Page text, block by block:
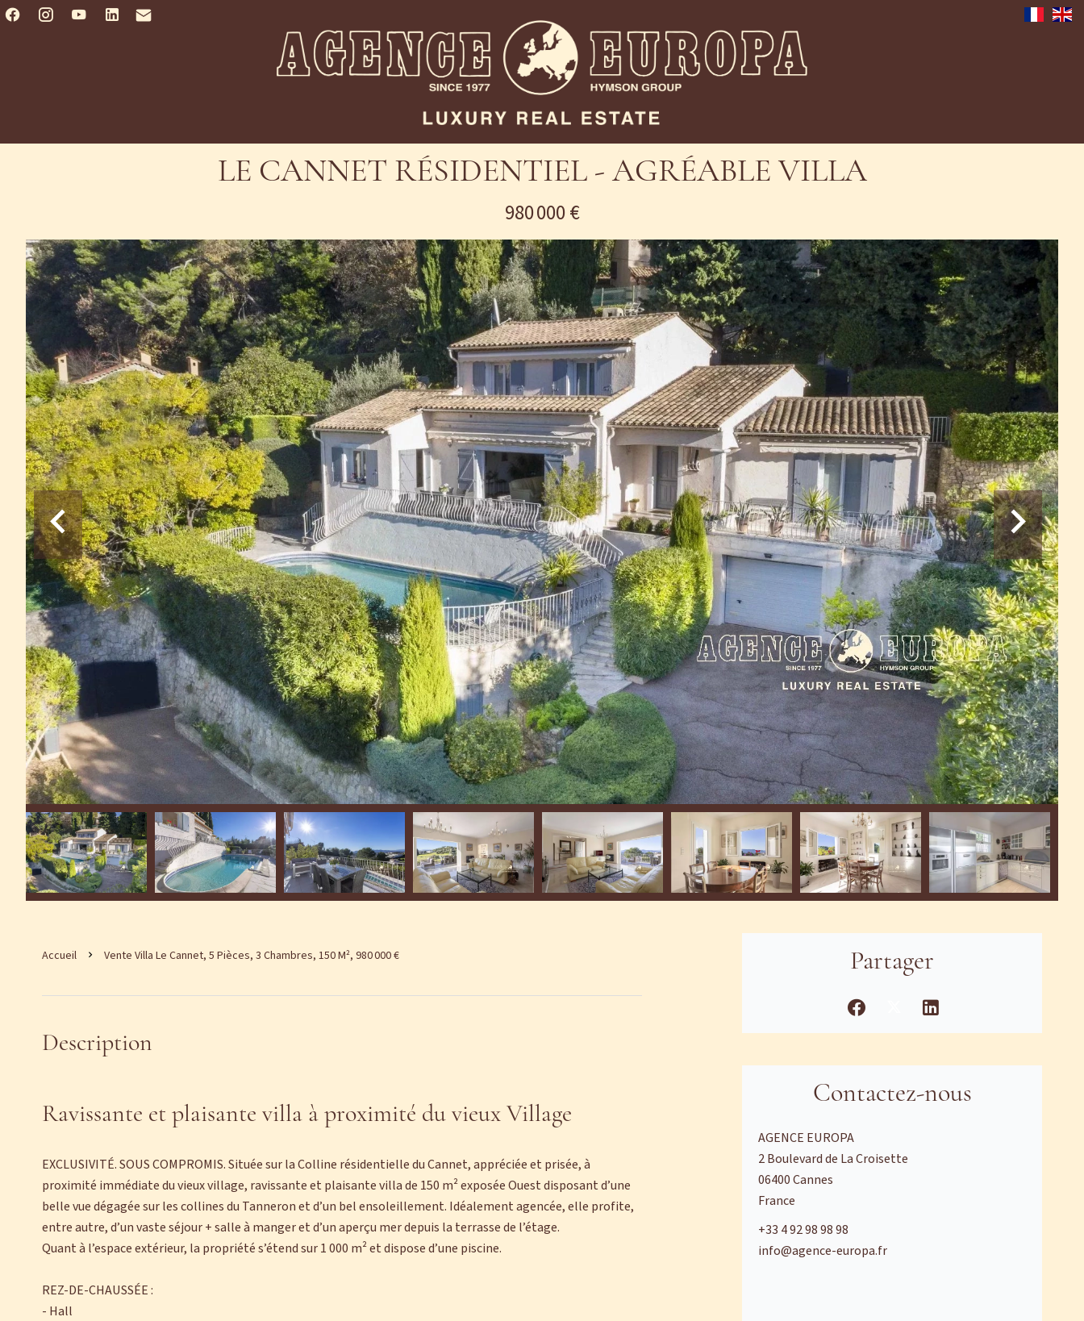
LE CANNET RÉSIDENTIEL - AGRÉABLE VILLA
980 000 €
Accueil Vente Villa Le Cannet, 5 Pièces, 3 Chambres, 150 M², 980 000 €
Description
Ravissante et plaisante villa à proximité du vieux Village
EXCLUSIVITÉ. SOUS COMPROMIS. Située sur la Colline résidentielle du Cannet, appréciée et prisée, à
proximité immédiate du vieux village, ravissante et plaisante villa de 150 m² exposée Ouest disposant d’une
belle vue dégagée sur les collines du Tanneron et d’un bel ensoleillement. Idéalement agencée, elle profite,
entre autre, d’un vaste séjour + salle à manger et d’un aperçu mer depuis la terrasse de l’étage.
Quant à l’espace extérieur, la propriété s’étend sur 1 000 m² et dispose d’une piscine.
REZ-DE-CHAUSSÉE :
- Hall
Partager
Contactez-nous
AGENCE EUROPA
2 Boulevard de La Croisette
06400Cannes
France
+33 4 92 98 98 98
info@agence-europa.fr